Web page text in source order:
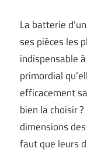
La batterie
ses pièces les
indispensable
primordial
efficacement
bien la choisir
dimensions
faut que leurs